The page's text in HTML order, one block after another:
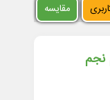
مقایسه
نجم